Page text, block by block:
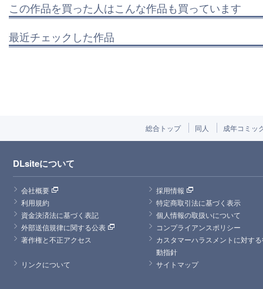
この作品を買った人はこんな作品も買っています
最近チェックした作品
総合トップ 同人 成年コミッ
DLsiteについて
会社概要
採用情報
利用規約
特定商取引法に基づく表示
資金決済法に基づく表記
個人情報の取扱いについて
外部送信規律に関する公表
コンプライアンスポリシー
著作権と不正アクセス
カスタマーハラスメントに対す
動指針
リンクについて
サイトマップ